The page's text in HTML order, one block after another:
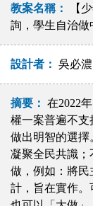
教案名稱：
【
詢，學生自治做
設計者： 吳必
摘要： 在2022
權一案普遍不支
做出明智的選擇
凝聚全民共識
做，例如：將民
計，旨在實作。